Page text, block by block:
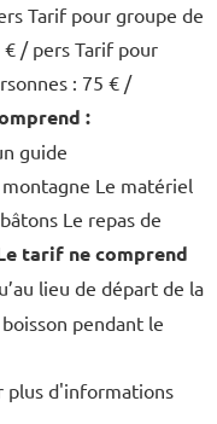
Tarif pour groupe de
€ / pers Tarif pour
: 75 € /
:
guide
Le matériel
Le repas de
tarif ne comprend
lieu de départ de la
pendant le
plus d'informations